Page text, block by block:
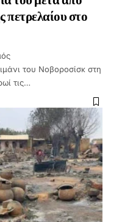
πετρελαίου στο
του Νοβοροσίσκ στη
τις…